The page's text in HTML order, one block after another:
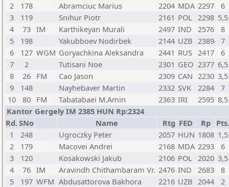
2
178 Abramciuc Marius 2204 MDA 2297
6
3
119 Snihur Piotr 2161 POL 2298 5,5
4
73 IM Karthikeyan Murali 2497 IND 2576
8
5
198 Yakubboev Nodirbek 2144 UZB 2389
7
6
127 WGM Goryachkina Aleksandra 2441 RUS 2417
6
7
2 Tutisani Noe 2301 GEO 2377 6,5
8
26 FM Cao Jason 2309 CAN 2230 3,5
9
148 Nayhebaver Martin 2332 SVK 2284
7
10
80 FM Tabatabaei M.Amin 2363 IRI 2595 8,5
Kantor Gergely IM 2385 HUN Rp:2324
Rd.SNo Name Rtg FED Rp Pts.
1
248 Ugroczky Peter 2057 HUN 1808 1,5
2
179 Macovei Andrei 2168 MDA 2293
6
3
120 Kosakowski Jakub 2106 POL 2020 3,5
4
76 IM Aravindh Chithambaram Vr. 2476 IND 2683
8
5
197 WFM Abdusattorova Bakhora 2216 UZB 2044
2